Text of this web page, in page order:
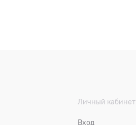
Личный кабинет
Вход